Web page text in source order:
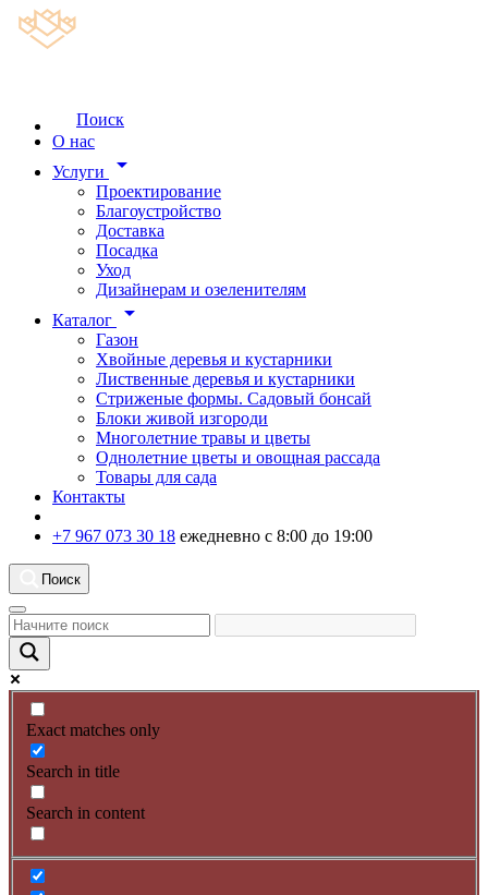
Поиск
О нас
Услуги
arrow_drop_down
Проектирование
Благоустройство
Доставка
Посадка
Уход
Дизайнерам и озеленителям
Каталог
arrow_drop_down
Газон
Хвойные деревья и кустарники
Лиственные деревья и кустарники
Стриженые формы. Садовый бонсай
Блоки живой изгороди
Многолетние травы и цветы
Однолетние цветы и овощная рассада
Товары для сада
Контакты
+7 967 073 30 18 ежедневно с 8:00 до 19:00
Поиск
Exact matches only
Search in title
Search in content